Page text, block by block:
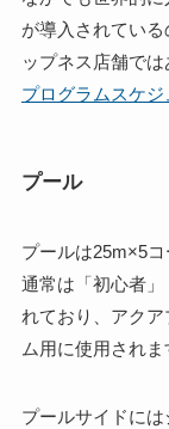
が導入されてい
ップネス店舗では
プログラムスケ
プール
プールは25m×5コ
通常は「初心者
れており、アク
ム用に使用されま
プールサイドに